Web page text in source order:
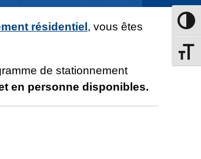
résidentiel , vous êtes
de stationnement
en personne disponibles.